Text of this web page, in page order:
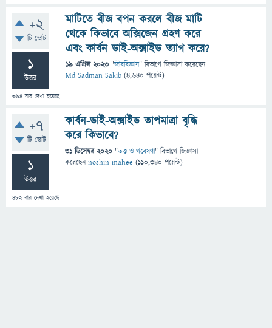
+2
টি ভোট
1
উত্তর
394 বার দেখা হয়েছে
মাটিতে বীজ বপন করলে বীজ মাটি
থেকে কিভাবে অক্সিজেন গ্রহণ করে
এবং কার্বন ডাই-অক্সাইড ত্যাগ করে?
19 এপ্রিল 2023 "জীববিজ্ঞান" বিভাগে জিজ্ঞাসাকরেছেন
Md Sadman Sakib (4,640 পয়েন্ট)
+7
টি ভোট
1
উত্তর
482বার দেখা হয়েছে
কার্বন-ডাই-অক্সাইড তাপমাত্রা বৃদ্ধি
করে কিভাবে?
31 ডিসেম্বর 2020 "তত্ত্ব ও গবেষণা" বিভাগে জিজ্ঞাসা
করেছেনnoshin mahee (110,340 পয়েন্ট)